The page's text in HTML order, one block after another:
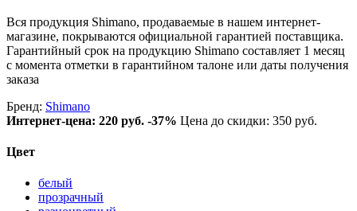
Вся продукция Shimano, продаваемые в нашем интернет-
магазине, покрываются официальной гарантией поставщика.
Гарантийный срок на продукцию Shimano составляет 1 месяц
с момента отметки в гарантийном талоне или даты получения
заказа
Бренд: Shimano
Интернет-цена: 220 руб. -37% Цена до скидки: 350 руб.
Цвет
белый
прозрачный